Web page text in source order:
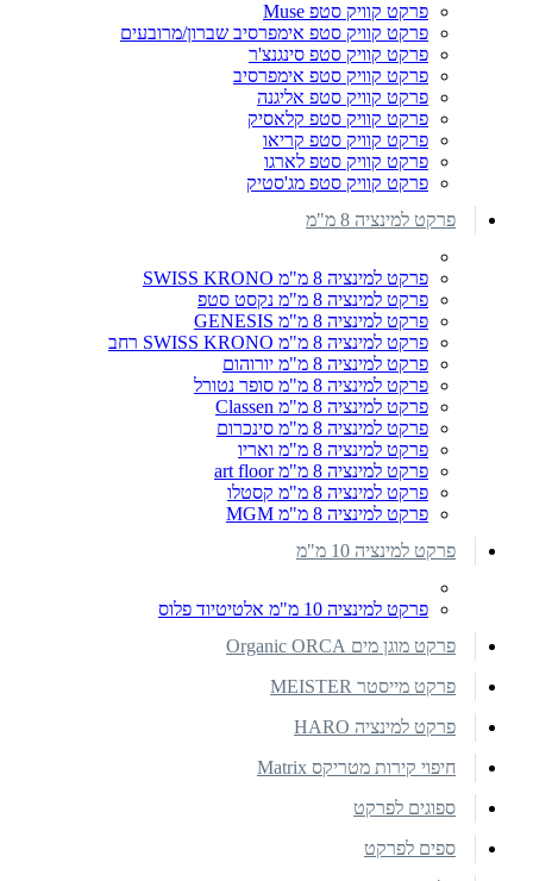
פרקט קוויק סטפ Muse
פרקט קוויק סטפ אימפרסיב שברון/מרובעים
פרקט קוויק סטפ סינגנצ'ר
פרקט קוויק סטפ אימפרסיב
פרקט קוויק סטפ אליגנה
פרקט קוויק סטפ קלאסיק
פרקט קוויק סטפ קריאו
פרקט קוויק סטפ לארגו
פרקט קוויק סטפ מג'סטיק
פרקט למינציה 8 מ"מ
פרקט למינציה 8 מ"מ SWISS KRONO
פרקט למינציה 8 מ"מ נקסט סטפ
פרקט למינציה 8 מ"מ GENESIS
פרקט למינציה 8 מ"מ SWISS KRONO רחב
פרקט למינציה 8 מ"מ יורוהום
פרקט למינציה 8 מ"מ סופר נטורל
פרקט למינציה 8 מ"מ Classen
פרקט למינציה 8 מ"מ סינכרום
פרקט למינציה 8 מ"מ ואריו
פרקט למינציה 8 מ"מ art floor
פרקט למינציה 8 מ"מ קסטלו
פרקט למינציה 8 מ"מ MGM
פרקט למינציה 10 מ"מ
פרקט למינציה 10 מ"מ אלטיטיוד פלוס
פרקט מוגן מים Organic ORCA
פרקט מייסטר MEISTER
פרקט למינציה HARO
חיפוי קירות מטריקס Matrix
ספוגים לפרקט
ספים לפרקט